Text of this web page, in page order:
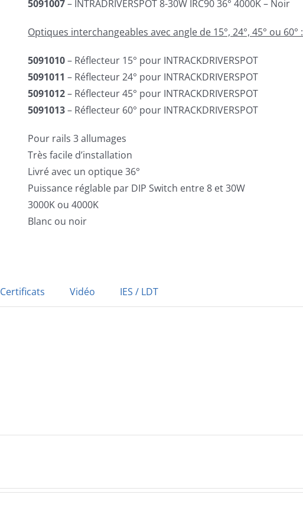
5091007– INTRADRIVERSPOT 8-30W IRC90 36° 4000K – Noir
Optiques interchangeables avec angle de 15°, 24°, 45° ou 60° :
5091010– Réflecteur 15° pour INTRACKDRIVERSPOT
5091011 – Réflecteur 24° pour INTRACKDRIVERSPOT
5091012– Réflecteur 45° pour INTRACKDRIVERSPOT
5091013– Réflecteur 60° pour INTRACKDRIVERSPOT
Pour rails 3 allumages
Très facile d’installation
Livré avec un optique 36°
Puissance réglable par DIP Switch entre 8 et 30W
3000K ou 4000K
Blanc ou noir
Certificats Vidéo IES / LDT